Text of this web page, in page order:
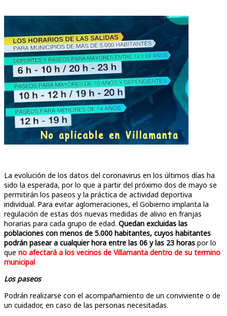
La evolución de los datos del coronavirus en los últimos días ha
sido la esperada, por lo que a partir del próximo dos de mayo se
permitirán los paseos y la práctica de actividad deportiva
individual. Para evitar aglomeraciones, el Gobierno implanta la
regulación de estas dos nuevas medidas de alivio en franjas
horarias para cada grupo de edad. Quedan excluidas las
poblaciones con menos de 5.000 habitantes, cuyos habitantes
podrán pasear a cualquier hora entre las 06 y las 23 horas por lo
que no afectará a los vecinos de Villamanta dentro de su termino
municipal
Los paseos
Podrán realizarse con el acompañamiento de un conviviente o de
un cuidador, en caso de las personas necesitadas.